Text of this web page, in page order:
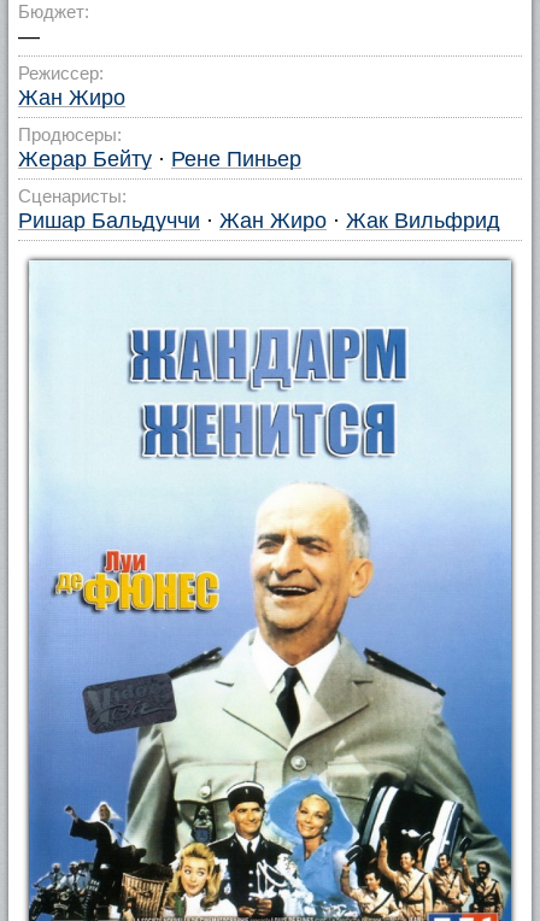
Бюджет:
—
Режиссер:
Жан Жиро
Продюсеры:
Жерар Бейту · Рене Пиньер
Сценаристы:
Ришар Бальдуччи · Жан Жиро · Жак Вильфрид